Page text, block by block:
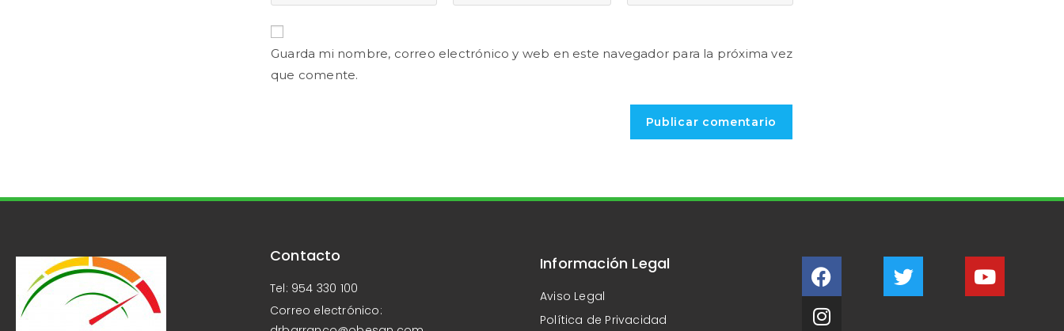
Guarda mi nombre, correo electrónico y web en este navegador para la próxima vez
que comente.
Contacto
Tel: 954 330 100
Correo electrónico:
Información Legal
Aviso Legal
Política de Privacidad